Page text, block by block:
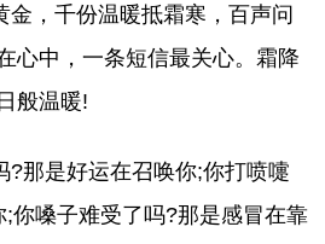
金，千份温暖抵霜寒，百声问
心中，一条短信最关心。霜降
般温暖!
?那是好运在召唤你;你打喷嚏
你嗓子难受了吗?那是感冒在靠